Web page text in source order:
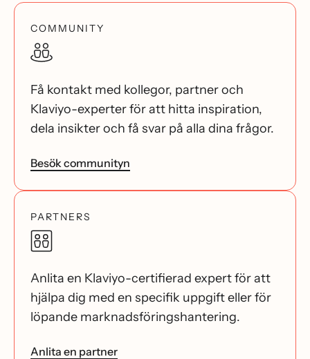
COMMUNITY
Få kontakt med kollegor, partner och
Klaviyo-experter för att hitta inspiration,
dela insikter och få svar på alla dina frågor.
Besök communityn
PARTNERS
Anlita en Klaviyo-certifierad expert för att
hjälpa dig med en specifik uppgift eller för
löpande marknadsföringshantering.
Anlita en partner